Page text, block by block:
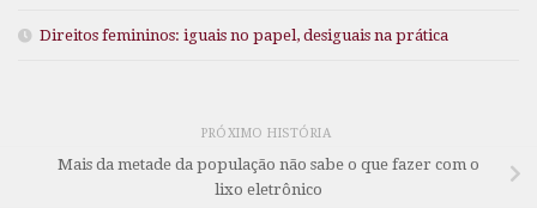
Direitos femininos: iguais no papel, desiguais na prática
PRÓXIMO HISTÓRIA
Mais da metade da população não sabe o que fazer com o
lixo eletrônico